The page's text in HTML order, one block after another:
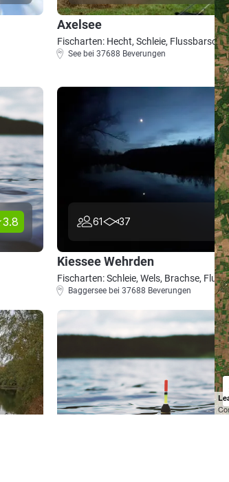
Axelsee
Fischarten: Hecht, Schleie, Flussbarsch
See bei 37688 Beverungen
3.8 61 37
Kiessee Wehrden
Fischarten: Schleie, Wels, Brachse,
Baggersee bei 37688 Beverungen